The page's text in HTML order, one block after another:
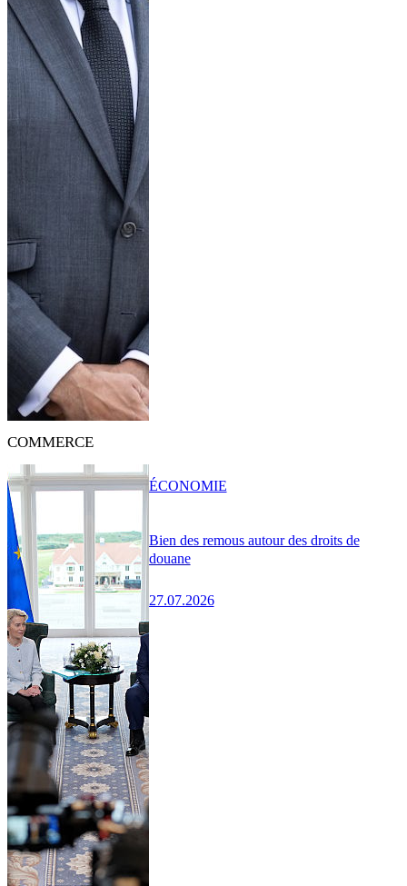
COMMERCE
Bien des remous autour des droits de
douane
27.07.2026
ÉCONOMIE